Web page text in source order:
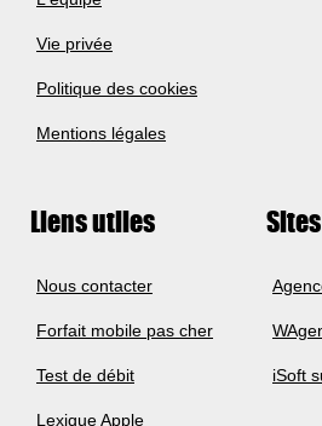
Vie privée
Politique des cookies
Mentions légales
Liens utiles
Nous contacter
Forfait mobile pas cher
Test de débit
Lexique Apple
iSoft